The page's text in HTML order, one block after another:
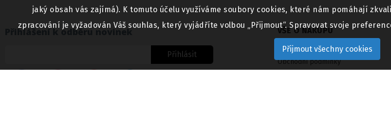
jaký obsah vás zajímá). K tomuto účelu využíváme soubory cookies, které nám pomáhají
zpracování je vyžadován Váš souhlas, který vyjádříte volbou „Přijmout“. Spravovat svoje
Přijmout všechny cookies
Přihlášení k odběru novinek
Přihlásit
VŠE O NÁKUPU
Jak nakupovat
Obchodní podmínky